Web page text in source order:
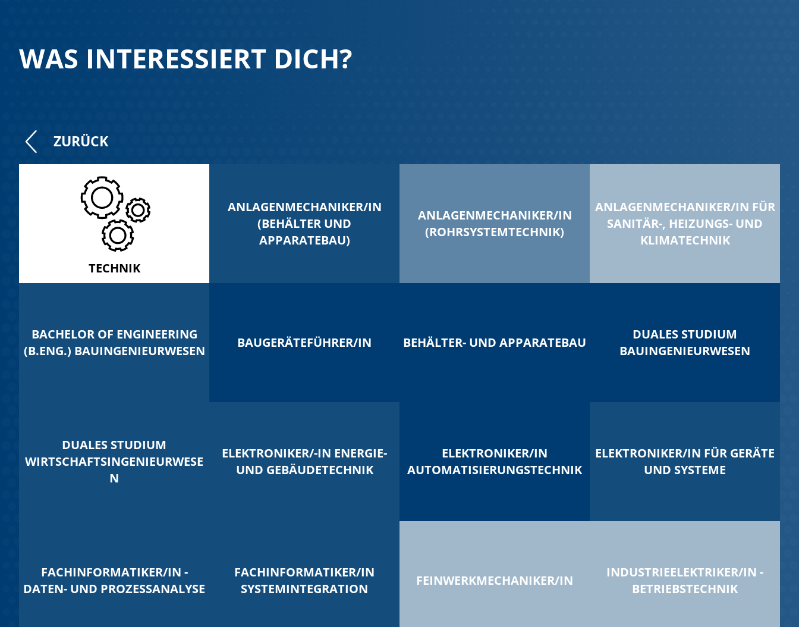
WAS INTERESSIERT DICH?
ZURÜCK
TECHNIK
ANLAGENMECHANIKER/IN
(BEHÄLTER UND
APPARATEBAU)
ANLAGENMECHANIKER/IN
(ROHRSYSTEMTECHNIK)
ANLAGENMECHANIKER/IN FÜR
SANITÄR-, HEIZUNGS- UND
KLIMATECHNIK
BACHELOR OF ENGINEERING
(B.ENG.) BAUINGENIEURWESEN
BAUGERÄTEFÜHRER/IN BEHÄLTER- UND APPARATEBAU
DUALES STUDIUM
BAUINGENIEURWESEN
DUALES STUDIUM
WIRTSCHAFTSINGENIEURWESE
N
ELEKTRONIKER/-IN ENERGIE-
UND GEBÄUDETECHNIK
ELEKTRONIKER/IN
AUTOMATISIERUNGSTECHNIK
ELEKTRONIKER/IN FÜR GERÄTE
UND SYSTEME
FACHINFORMATIKER/IN -
DATEN- UND PROZESSANALYSE
FACHINFORMATIKER/IN
SYSTEMINTEGRATION
FEINWERKMECHANIKER/IN
INDUSTRIEELEKTRIKER/IN -
BETRIEBSTECHNIK